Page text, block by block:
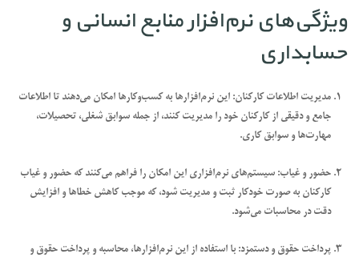
ویژگی‌های نرم‌افزار منابع انسانی و
حسابداری
مدیریت اطلاعات کارکنان: این نرم‌افزارها به کسب‌وکارها امکان می‌دهند تا اطلاعات
جامع و دقیقی از کارکنان خود را مدیریت کنند، از جمله سوابق شغلی، تحصیلات،
مهارت‌ها و سوابق کاری.
حضور و غیاب: سیستم‌های نرم‌افزاری این امکان را فراهم می‌کنند که حضور و غیاب
کارکنان به صورت خودکار ثبت و مدیریت شود، که موجب کاهش خطاها و افزایش
دقت در محاسبات می‌شود.
پرداخت حقوق و دستمزد: با استفاده از این نرم‌افزارها، محاسبه و پرداخت حقوق و